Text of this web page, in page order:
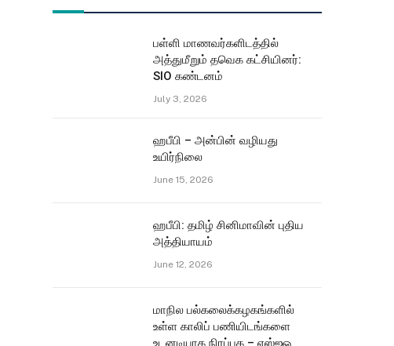
பள்ளி மாணவர்களிடத்தில்
அத்துமீறும் தவெக கட்சியினர்:
SIO கண்டனம்
July 3, 2026
ஹபீபி – அன்பின் வழியது
உயிர்நிலை
June 15, 2026
ஹபீபி: தமிழ் சினிமாவின் புதிய
அத்தியாயம்
June 12, 2026
மாநில பல்கலைக்கழகங்களில்
உள்ள காலிப் பணியிடங்களை
உடனடியாக நிரப்புக – எஸ்ஐஓ